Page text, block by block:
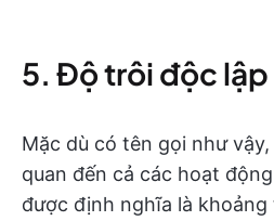
5. Độ trôi độc lập
Mặc dù có tên gọi như
quan đến cả các hoạt
được định nghĩa là